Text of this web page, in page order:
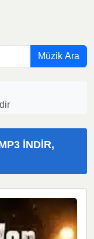
Müzik Ara
İNDIR,